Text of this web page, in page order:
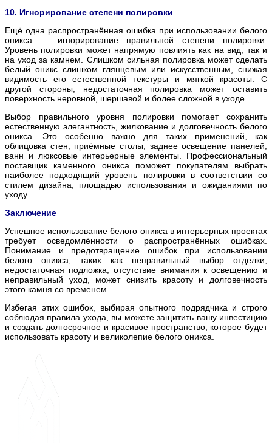
10. Игнорирование степени полировки
Ещё одна распространённая ошибка при использовании белого
оникса — игнорирование правильной степени полировки.
Уровень полировки может напрямую повлиять как на вид, так и
на уход за камнем. Слишком сильная полировка может сделать
белый оникс слишком глянцевым или искусственным, снижая
видимость его естественной текстуры и мягкой красоты. С
другой стороны, недостаточная полировка может оставить
поверхность неровной, шершавой и более сложной в уходе.
Выбор правильного уровня полировки помогает сохранить
естественную элегантность, жилкование и долговечность белого
оникса. Это особенно важно для таких применений, как
облицовка стен, приёмные столы, заднее освещение панелей,
ванн и люксовые интерьерные элементы. Профессиональный
поставщик каменного оникса поможет покупателям выбрать
наиболее подходящий уровень полировки в соответствии со
стилем дизайна, площадью использования и ожиданиями по
уходу.
Заключение
Успешное использование белого оникса в интерьерных проектах
требует осведомлённости о распространённых ошибках.
Понимание и предотвращение ошибок при использовании
белого оникса, таких как неправильный выбор отделки,
недостаточная подложка, отсутствие внимания к освещению и
неправильный уход, может снизить красоту и долговечность
этого камня со временем.
Избегая этих ошибок, выбирая опытного подрядчика и строго
соблюдая правила ухода, вы можете защитить вашу инвестицию
и создать долгосрочное и красивое пространство, которое будет
использовать красоту и великолепие белого оникса.